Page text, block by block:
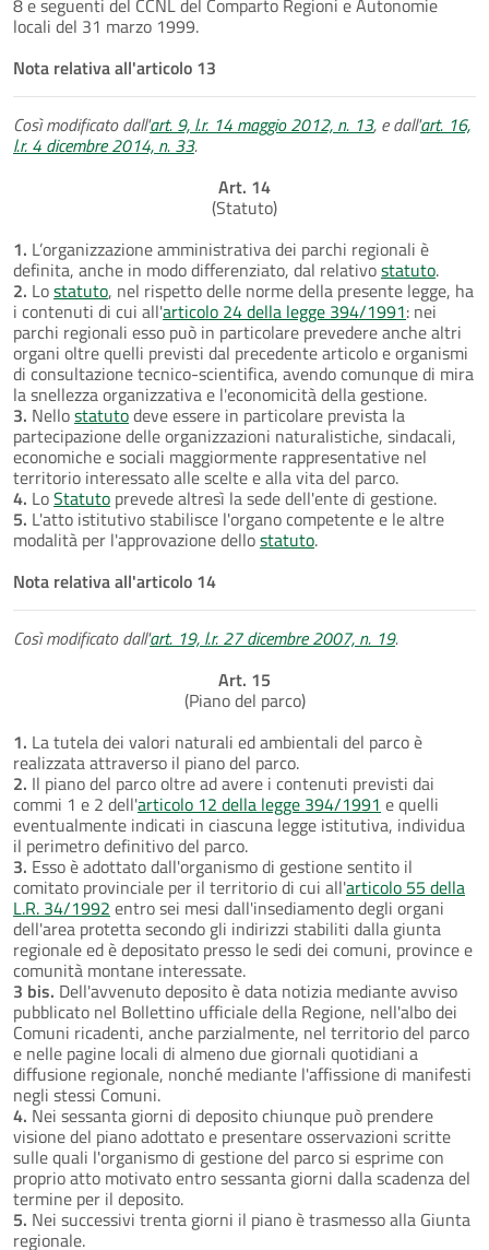
locali del 31 marzo 1999.
Nota relativa all'articolo 13
Così modificato dall'art. 9, l.r. 14 maggio 2012, n. 13, e dall'art. 16,
l.r. 4 dicembre 2014, n. 33.
Art. 14
(Statuto)
1. L’organizzazione amministrativa dei parchi regionali è
definita, anche in modo differenziato, dal relativostatuto.
2. Lostatuto, nel rispetto delle norme della presente legge, ha
i contenuti di cui all'articolo 24 della legge 394/1991: nei
parchi regionali esso può in particolare prevedere anche altri
organi oltre quelli previsti dal precedente articolo e organismi
di consultazione tecnico-scientifica, avendo comunque di mira
la snellezza organizzativa e l'economicità della gestione.
3. Nellostatutodeve essere in particolare prevista la
partecipazione delle organizzazioni naturalistiche, sindacali,
economiche e sociali maggiormente rappresentative nel
territorio interessato alle scelte e alla vita del parco.
4. LoStatuto prevede altresì la sede dell'ente di gestione.
5. L'atto istitutivo stabilisce l'organo competente e le altre
modalità per l'approvazione dellostatuto.
Nota relativa all'articolo 14
Così modificato dall'art. 19, l.r. 27 dicembre 2007, n. 19.
Art. 15
(Piano del parco)
1. La tutela dei valori naturali ed ambientali del parco è
realizzata attraverso il piano del parco.
2. Il piano del parco oltre ad avere i contenuti previsti dai
commi 1 e 2 dell'articolo 12 della legge 394/1991 e quelli
eventualmente indicati in ciascuna legge istitutiva, individua
il perimetro definitivo del parco.
3. Esso è adottato dall'organismo di gestione sentito il
comitato provinciale per il territorio di cui all'articolo 55 della
L.R. 34/1992 entro sei mesi dall'insediamento degli organi
dell'area protetta secondo gli indirizzi stabiliti dalla giunta
regionale ed è depositato presso le sedi dei comuni, province e
comunità montane interessate.
3 bis. Dell'avvenuto deposito è data notizia mediante avviso
pubblicato nel Bollettino ufficiale della Regione, nell'albo dei
Comuni ricadenti, anche parzialmente, nel territorio del parco
e nelle pagine locali di almeno due giornali quotidiani a
diffusione regionale, nonché mediante l'affissione di manifesti
negli stessi Comuni.
4. Nei sessanta giorni di deposito chiunque può prendere
visione del piano adottato e presentare osservazioni scritte
sulle quali l'organismo di gestione del parco si esprime con
proprio atto motivato entro sessanta giorni dalla scadenza del
termine per il deposito.
5. Nei successivi trenta giorni il piano è trasmesso alla Giunta
regionale.